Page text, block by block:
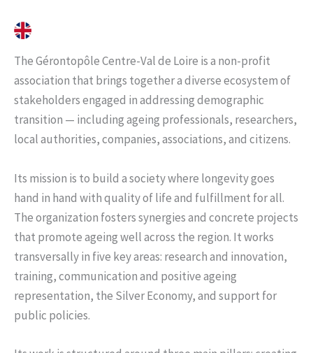
The Gérontopôle Centre-Val de Loire is a non-profit
association that brings together a diverse ecosystem of
stakeholders engaged in addressing demographic
transition — including ageing professionals, researchers,
local authorities, companies, associations, and citizens.
Its mission is to build a society where longevity goes
hand in hand with quality of life and fulfillment for all.
The organization fosters synergies and concrete projects
that promote ageing well across the region. It works
transversally in five key areas: research and innovation,
training, communication and positive ageing
representation, the Silver Economy, and support for
public policies.